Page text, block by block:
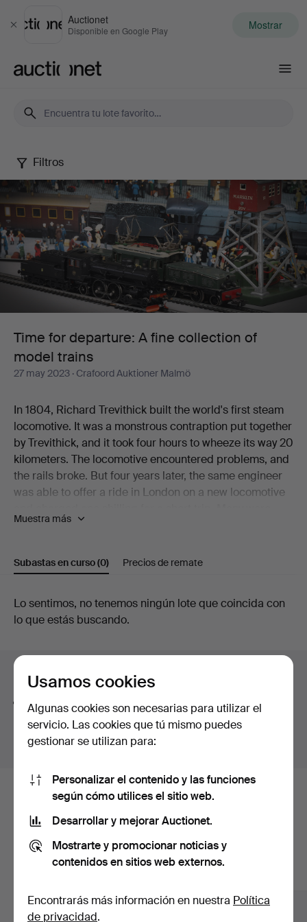
Cerrar
Auctionet
Disponible en Google Play Mostrar
Time
for
departure:
A
collection
of
model
trains
Filtros
Time for departure: A fine collection of
model trains
27 may 2023 · Crafoord Auktioner Malmö
In 1804, Richard Trevithick built the world's first steam
locomotive. It was a monstrous contraption put together
by Trevithick, and it took four hours to wheeze its way 20
kilometers. The locomotive encountered problems, and
the rails broke. But four years later, the same engineer
was able to offer a ride in London on a new locomotive
fascinated by the black machine that belched thick
significance of this new vehicle. In a century that would
be marked by rapid and all-encompassing
whether they chugged out of the modern cast-iron and
glass railway stations of the big cities or traversed the
the way into the future, even though the locomotives
would later be electrified.
Muestra más
Subastas en curso(0) Precios de remate
Subastas
curso
Lo sentimos, no tenemos ningún lote que coincida con
lo que estás buscando.
Consejos para mejorar la búsqueda
La función de búsqueda también admite partes de
palabras. Por ejemplo si buscas
braz
te aparecerán
resultados parabraz alete
Estos son los lotes existentes
nuestro archivo que coinciden con
tu búsqueda.
Usamos cookies
Algunas cookies son necesarias para utilizar el
servicio. Las cookies que tú mismo puedes
gestionar se utilizan para:
Personalizar el contenido y las funciones
según cómo utilices el sitio web.
Desarrollar y mejorar Auctionet.
Mostrarte y promocionar noticias y
contenidos en sitios web externos.
Encontrarás más información en nuestra Política
de privacidad.